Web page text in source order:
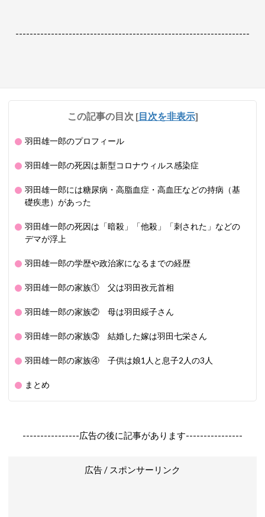
------------------------------------------------------------------
この記事の目次 [目次を非表示]
羽田雄一郎のプロフィール
羽田雄一郎の死因は新型コロナウィルス感染症
羽田雄一郎には糖尿病・高脂血症・高血圧などの持病（基
礎疾患）があった
羽田雄一郎の死因は「暗殺」「他殺」「刺された」などの
デマが浮上
羽田雄一郎の学歴や政治家になるまでの経歴
羽田雄一郎の家族① 父は羽田孜元首相
羽田雄一郎の家族② 母は羽田綏子さん
羽田雄一郎の家族③ 結婚した嫁は羽田七栄さん
羽田雄一郎の家族④ 子供は娘1人と息子2人の3人
まとめ
----------------広告の後に記事があります----------------
広告 / スポンサーリンク